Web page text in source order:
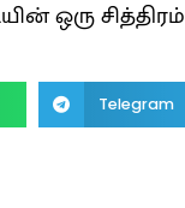
ஒரு சித்திரம்
Telegram